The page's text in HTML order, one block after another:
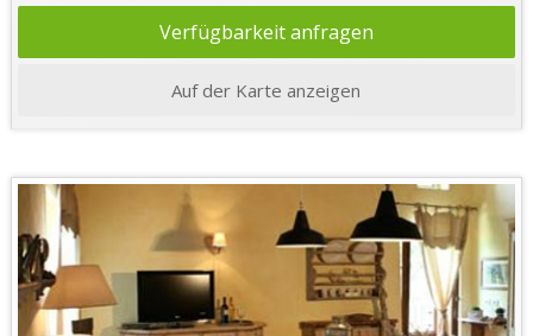
Verfügbarkeit anfragen
Auf der Karte anzeigen